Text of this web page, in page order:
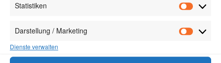
Statistiken
Darstellung / Marketing
Marketing
Dienste verwalten